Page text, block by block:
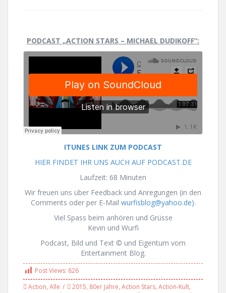
PODCAST „ACTION STARS – MICHAEL DUDIKOFF“:
ITUNES LINK ZUM PODCAST
HIER FINDET IHR UNS AUCH AUF PODCAST.DE
Laufzeit: 68 Minuten
Wir freuen uns über Feedback und Anregungen (in den
Comments oder per E-Mail wurfisblog@yahoo.de).
Viel Spass beim anhören und Grüsse
Kevin und Wurfi
Podcast, Bild und Text © und Eigentum vom
Entertainment Blog.
Post Views: 826
Action, Alle 2015, 80er Jahre, Action Stars, Action-Kult,